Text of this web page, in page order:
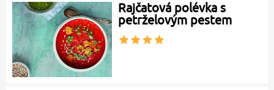
Rajčatová polévka s
petrželovým pestem